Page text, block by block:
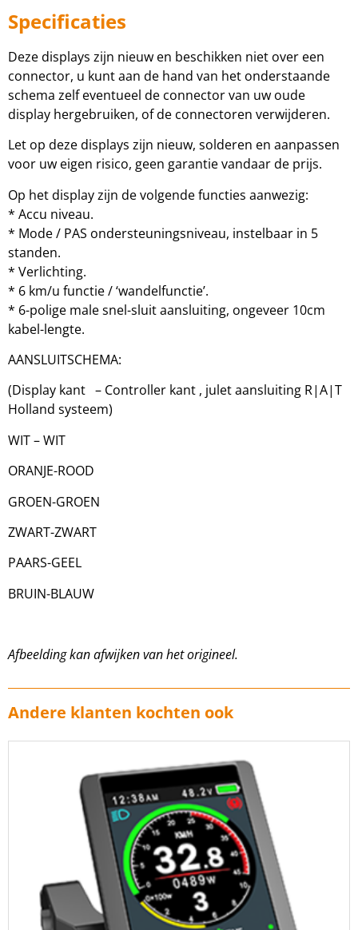
Specificaties
Deze displays zijn nieuw en beschikken niet over een
connector, u kunt aan de hand van het onderstaande
schema zelf eventueel de connector van uw oude
display hergebruiken, of de connectoren verwijderen.
Let op deze displays zijn nieuw, solderen en aanpassen
voor uw eigen risico, geen garantie vandaar de prijs.
Op het display zijn de volgende functies aanwezig:
* Accu niveau.
* Mode / PAS ondersteuningsniveau, instelbaar in 5
standen.
* Verlichting.
* 6 km/u functie / ‘wandelfunctie’.
* 6-polige male snel-sluit aansluiting, ongeveer 10cm
kabel-lengte.
AANSLUITSCHEMA:
(Display kant – Controller kant , julet aansluiting R|A|T
Holland systeem)
WIT – WIT
ORANJE-ROOD
GROEN-GROEN
ZWART-ZWART
PAARS-GEEL
BRUIN-BLAUW
Afbeelding kan afwijken van het origineel.
Andere klanten kochten ook